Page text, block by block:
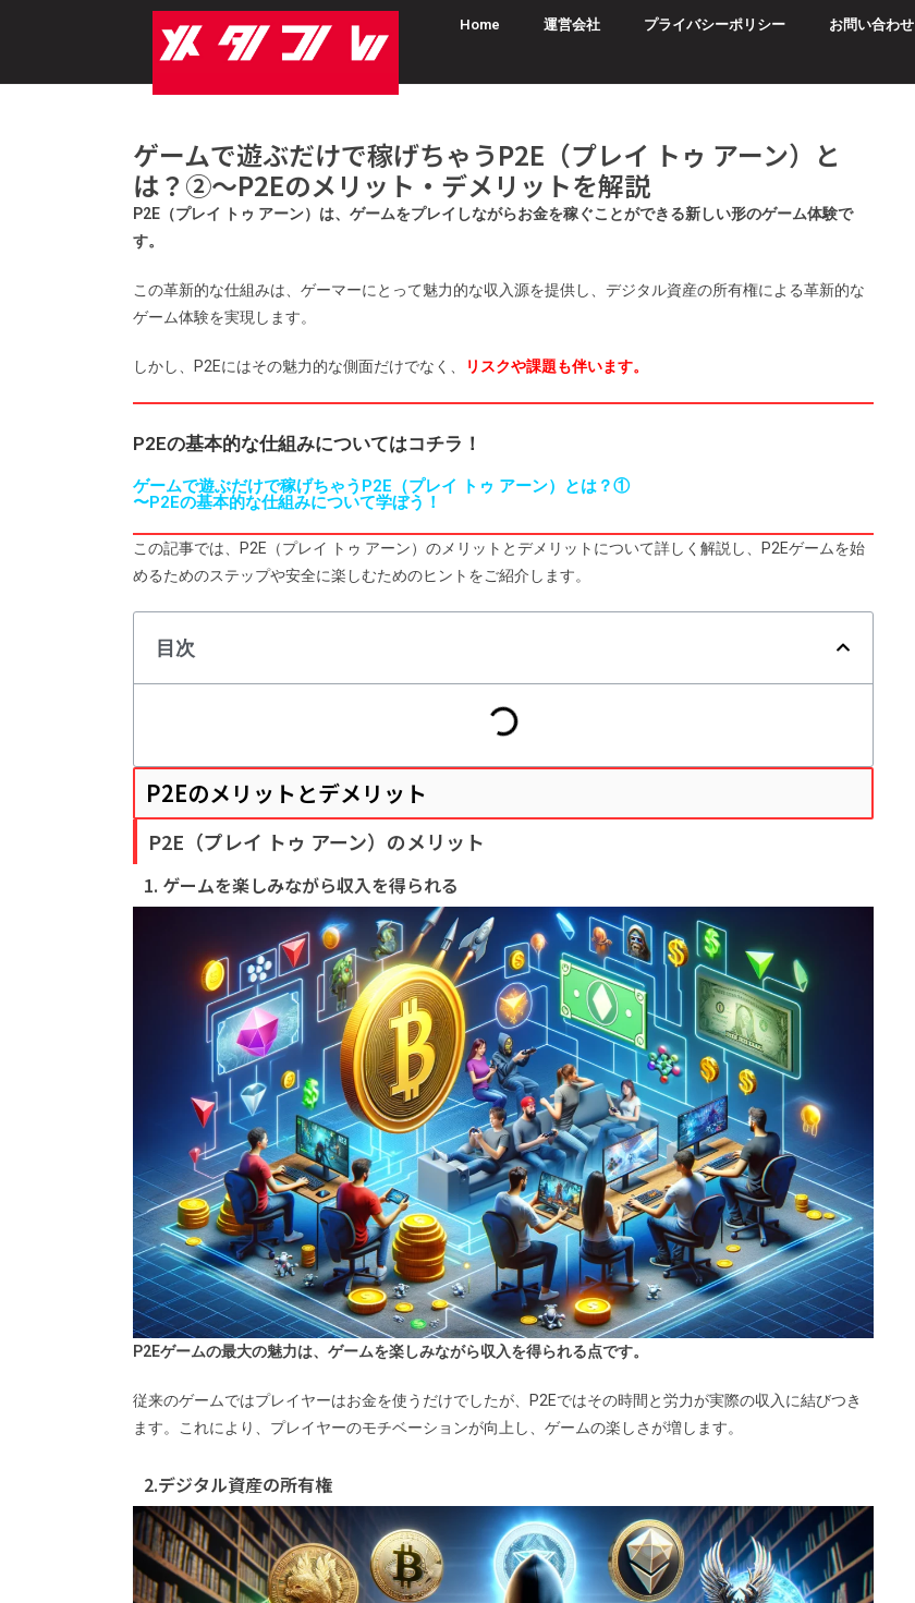
Home 運営会社 プライバシーポリシー お問い合わせ
ゲームで遊ぶだけで稼げちゃうP2E（プレイ トゥ アーン）と
は？②〜P2Eのメリット・デメリットを解説
P2E（プレイ トゥ アーン）は、ゲームをプレイしながらお金を稼ぐことができる新しい形のゲーム体験で
す。
この革新的な仕組みは、ゲーマーにとって魅力的な収入源を提供し、デジタル資産の所有権による革新的な
ゲーム体験を実現します。
しかし、P2Eにはその魅力的な側面だけでなく、 リスクや課題も伴います。
P2Eの基本的な仕組みについてはコチラ！
ゲームで遊ぶだけで稼げちゃうP2E（プレイ トゥ アーン）とは？①
〜P2Eの基本的な仕組みについて学ぼう！
この記事では、P2E（プレイ トゥ アーン）のメリットとデメリットについて詳しく解説し、P2Eゲームを始
めるためのステップや安全に楽しむためのヒントをご紹介します。
目次
P2Eのメリットとデメリット
P2E（プレイ トゥ アーン）のメリット
1. ゲームを楽しみながら収入を得られる
P2Eゲームの最大の魅力は、ゲームを楽しみながら収入を得られる点です。
従来のゲームではプレイヤーはお金を使うだけでしたが、P2Eではその時間と労力が実際の収入に結びつき
ます。これにより、プレイヤーのモチベーションが向上し、ゲームの楽しさが増します。
2.デジタル資産の所有権